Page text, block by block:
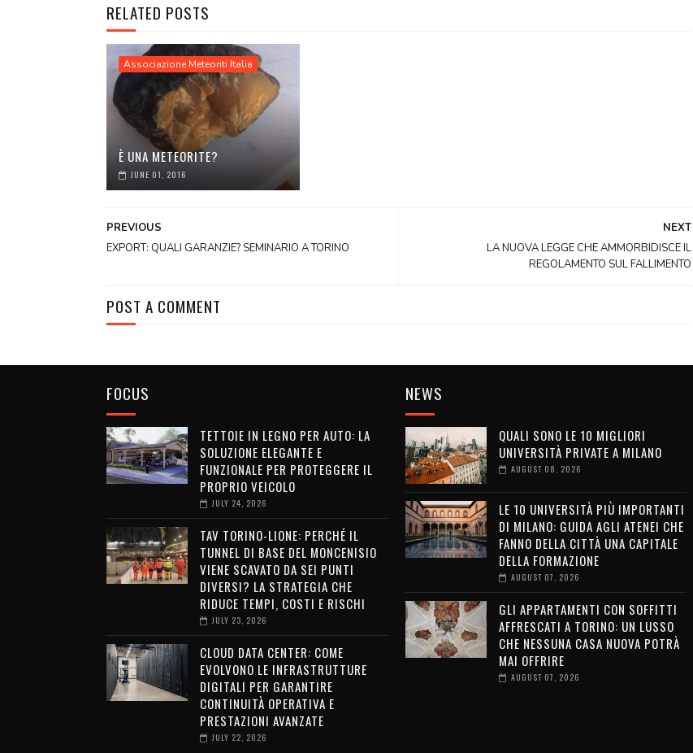
RELATED POSTS
Associazione Meteoriti Italia
È UNA METEORITE?
JUNE 01, 2016
NEXT
LA NUOVA LEGGE CHE AMMORBIDISCE IL
REGOLAMENTO SUL FALLIMENTO
PREVIOUS
EXPORT: QUALI GARANZIE? SEMINARIO A TORINO
POST A COMMENT
FOCUS
TETTOIE IN LEGNO PER AUTO: LA
SOLUZIONE ELEGANTE E
FUNZIONALE PER PROTEGGERE IL
PROPRIO VEICOLO
JULY 24, 2026
TAV TORINO-LIONE: PERCHÉ IL
TUNNEL DI BASE DEL MONCENISIO
VIENE SCAVATO DA SEI PUNTI
DIVERSI? LA STRATEGIA CHE
RIDUCE TEMPI, COSTI E RISCHI
JULY 23, 2026
CLOUD DATA CENTER: COME
EVOLVONO LE INFRASTRUTTURE
DIGITALI PER GARANTIRE
CONTINUITÀ OPERATIVA E
PRESTAZIONI AVANZATE
JULY 22, 2026
NEWS
QUALI SONO LE 10 MIGLIORI
UNIVERSITÀ PRIVATE A MILANO
AUGUST 08, 2026
LE 10 UNIVERSITÀ PIÙ IMPORTANTI
DI MILANO: GUIDA AGLI ATENEI CHE
FANNO DELLA CITTÀ UNA CAPITALE
DELLA FORMAZIONE
AUGUST 07, 2026
GLI APPARTAMENTI CON SOFFITTI
AFFRESCATI A TORINO: UN LUSSO
CHE NESSUNA CASA NUOVA POTRÀ
MAI OFFRIRE
AUGUST 07, 2026